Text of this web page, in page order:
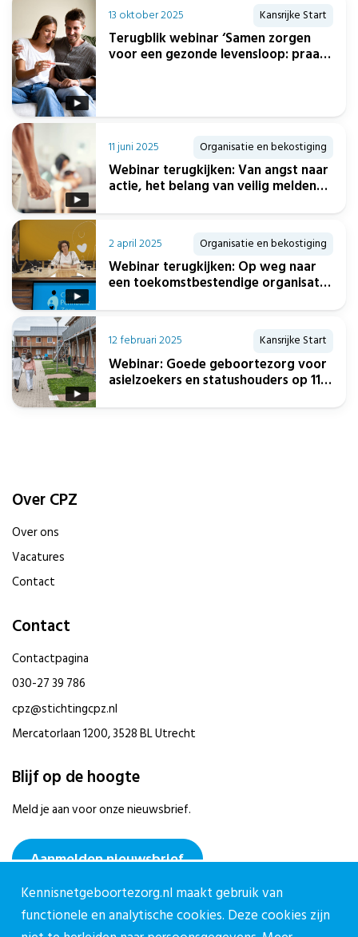
13 oktober 2025 Kansrijke Start
Terugblik webinar ‘Samen zorgen
voor een gezonde levensloop: praat
11 juni 2025 Organisatie en bekostiging
Webinar terugkijken: Van angst naar
actie, het belang van veilig melden
2 april 2025 Organisatie en bekostiging
Webinar terugkijken: Op weg naar
een toekomstbestendige organisatie
12 februari 2025 Kansrijke Start
Webinar: Goede geboortezorg voor
asielzoekers en statushouders op 11
Over CPZ
Over ons
Vacatures
Contact
Contact
Contactpagina
030-27 39 786
cpz@stichtingcpz.nl
Mercatorlaan 1200, 3528 BL Utrecht
Blijf op de hoogte
Meld je aan voor onze nieuwsbrief.
Aanmelden nieuwsbrief
Kennisnetgeboortezorg.nl maakt gebruik van
functionele en analytische cookies. Deze cookies zijn